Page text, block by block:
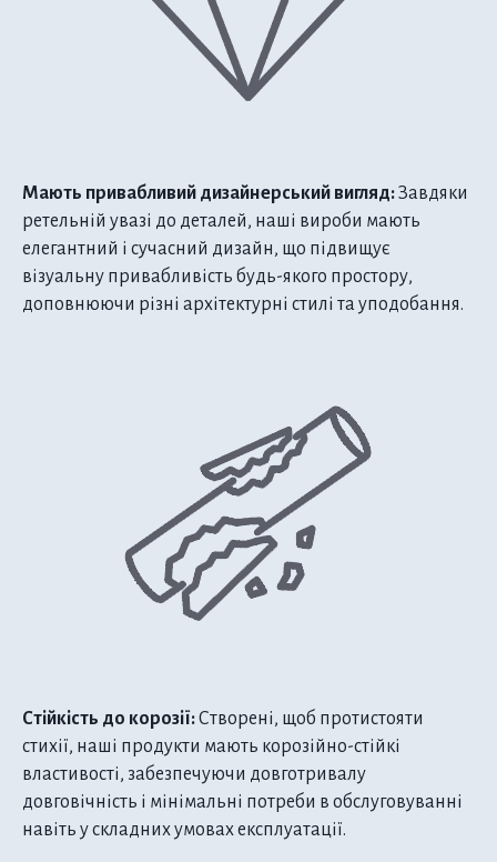
Мають привабливий дизайнерський вигляд:Завдяки
ретельній увазі до деталей, наші вироби мають
елегантний і сучасний дизайн, що підвищує
візуальну привабливість будь-якого простору,
доповнюючи різні архітектурні стилі та уподобання.
Стійкість до корозії:Створені, щоб протистояти
стихії, наші продукти мають корозійно-стійкі
властивості, забезпечуючи довготривалу
довговічність і мінімальні потреби в обслуговуванні
навіть у складних умовах експлуатації.